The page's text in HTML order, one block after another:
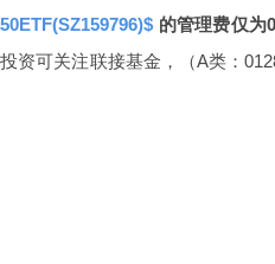
的管理费仅为
资可关注联接基金，（A类：